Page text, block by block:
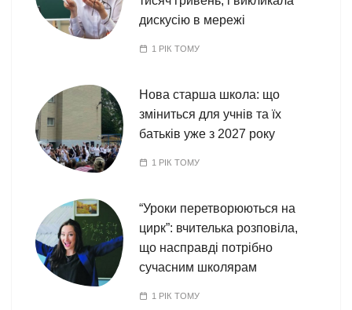
дискусію в мережі
1 РІК ТОМУ
Нова старша школа: що
зміниться для учнів та їх
батьків уже з 2027 року
1 РІК ТОМУ
“Уроки перетворюються на
цирк”: вчителька розповіла,
що насправді потрібно
сучасним школярам
1 РІК ТОМУ